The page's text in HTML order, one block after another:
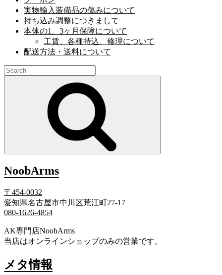
実物輸入装備品の傷みについて
持ち込み調整につきまして
本体の1、3ヶ月保障について
工賃、各種持込、修理について
配送方法・送料について
Search
for:
NoobArms
〒454-0032
愛知県名古屋市中川区荒江町27-17
080-1626-4854
AK専門店NoobArms
当店はオンラインショップのみの営業です。
メタ情報